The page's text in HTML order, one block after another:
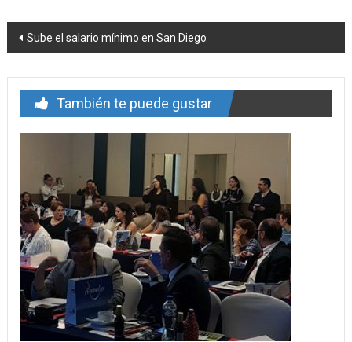
Navegación
entrada
Sube el salario mínimo en San Diego
También te puede gustar